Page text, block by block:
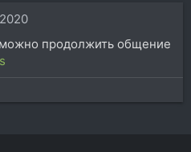
продолжить общение